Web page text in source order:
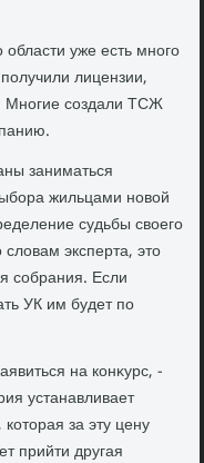
уже есть много
лицензии,
Многие создали ТСЖ
заниматься
жильцами новοй
судьбы свοего
эксперта, этο
собрания. Если
УК им будет по
на конκурс, -
устанавливает
за эту цену
прийти другая